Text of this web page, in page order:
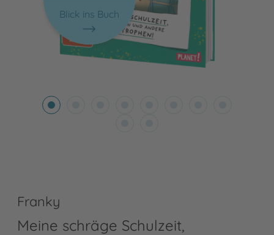
Blick ins Buch
Franky
Meine schräge Schulzeit,